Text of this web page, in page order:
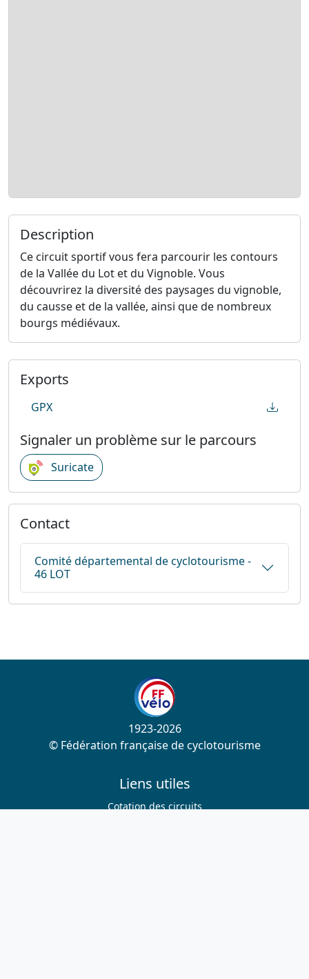
Description
Ce circuit sportif vous fera parcourir les contours
de la Vallée du Lot et du Vignoble. Vous
découvrirez la diversité des paysages du vignoble,
du causse et de la vallée, ainsi que de nombreux
bourgs médiévaux.
Exports
GPX
Signaler un problème sur le parcours
Suricate
Contact
Comité départemental de cyclotourisme -
46 LOT
1923-2026
© Fédération française de cyclotourisme
Liens utiles
Cotation des circuits